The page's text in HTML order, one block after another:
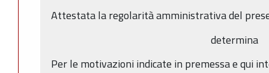
Attestata la regolarità amministrativa del
determina
Per le motivazioni indicate in premessa e qui